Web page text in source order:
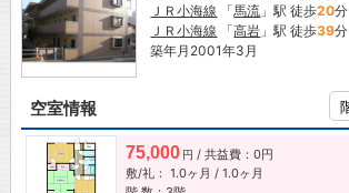
ＪＲ小海線 「馬流 」駅 徒歩20分
ＪＲ小海線 「高岩 」駅 徒歩39分
築年月2001年3月
空室情報
75,000 円 / 共益費：0円
敷/礼： 1.0ヶ月 / 1.0ヶ月